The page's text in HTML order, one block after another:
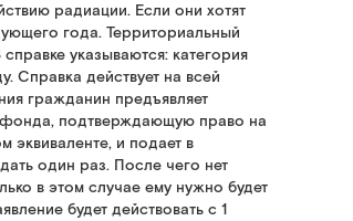
радиации. Если они хотят
года. Территориальный
указываются: категория
Справка действует на всей
гражданин предъявляет
фонда, подтверждающую право на
эквиваленте, и подает в
один раз. После чего нет
в этом случае ему нужно будет
будет действовать с 1